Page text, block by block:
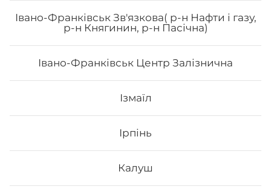
Івано-Франківськ Зв'язкова( р-н Нафти і газу,
р-н Княгинин, р-н Пасічна)
Івано-Франківськ Центр Залізнична
Ізмаїл
Ірпінь
Калуш
313₴ Хочу